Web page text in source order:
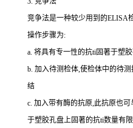
竞争法是一种较少用到的ELISA
操作步骤为:
a. 将具有专一性的抗ti固著于塑
b. 加入待测检体,使检体中的待
结
c. 加入带有酶的抗原,此抗原也
于塑胶孔盘上固著的抗ti数量有